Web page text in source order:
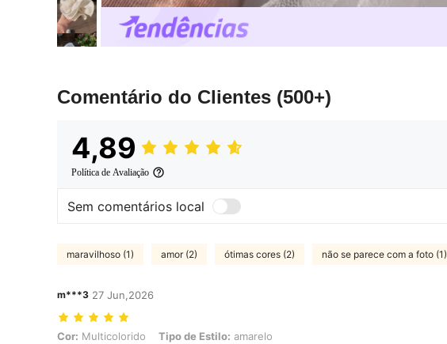
Comentário do Clientes (500+)
4,89
Política de Avaliação
Sem comentários local
maravilhoso (1) amor (2) ótimas cores (2) não se parece com a foto (1)
m***3 27 Jun,2026
Cor: Multicolorido, Tipo de Estilo: amarelo
Cor: Multicolorido Tipo de Estilo: amarelo